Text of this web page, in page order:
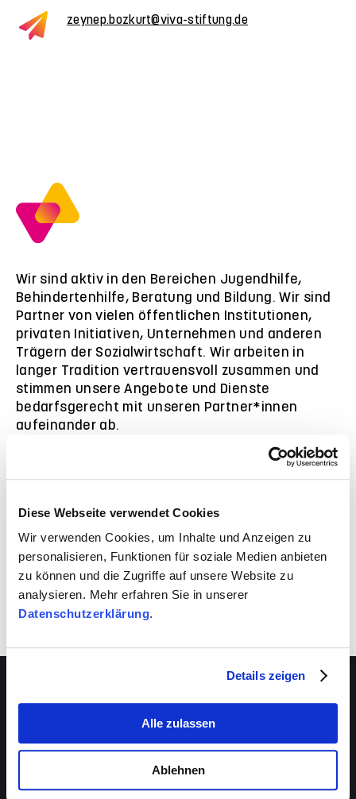
Diese Webseite verwendet Cookies
Wir verwenden Cookies, um Inhalte und Anzeigen zu
personalisieren, Funktionen für soziale Medien anbieten
zu können und die Zugriffe auf unsere Website zu
analysieren. Mehr erfahren Sie in unserer
Datenschutzerklärung.
Details zeigen
Alle zulassen
Ablehnen
zeynep.bozkurt@viva-stiftung.de
Wir sind aktiv in den Bereichen Jugendhilfe,
Behindertenhilfe, Beratung und Bildung. Wir sind
Partner von vielen öffentlichen Institutionen,
privaten Initiativen, Unternehmen und anderen
Trägern der Sozialwirtschaft. Wir arbeiten in
langer Tradition vertrauensvoll zusammen und
stimmen unsere Angebote und Dienste
bedarfsgerecht mit unseren Partner*innen
aufeinander ab.
VIVA schafft auch für dich Entwicklungsräume.
Nutze sie!
Über VIVA
Die Stiftung